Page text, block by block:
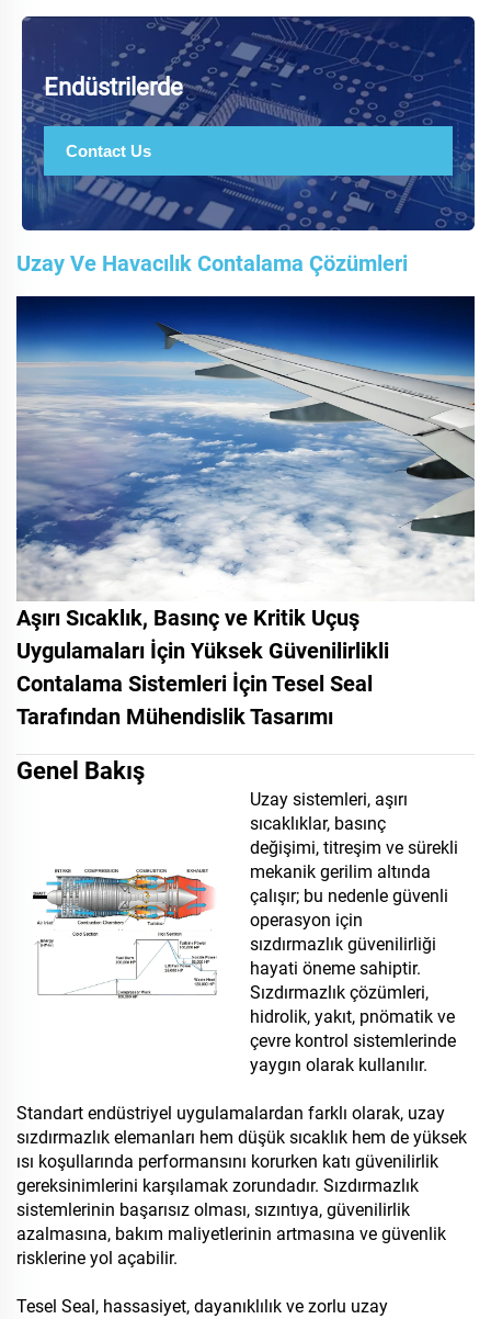
Endüstrilerde
Contact Us
Uzay Ve Havacılık Contalama Çözümleri
Aşırı Sıcaklık, Basınç ve Kritik Uçuş
Uygulamaları İçin Yüksek Güvenilirlikli
Contalama Sistemleri İçin Tesel Seal
Tarafından Mühendislik Tasarımı
Genel Bakış
Uzay sistemleri, aşırı
sıcaklıklar, basınç
değişimi, titreşim ve sürekli
mekanik gerilim altında
çalışır; bu nedenle güvenli
operasyon için
sızdırmazlık güvenilirliği
hayati öneme sahiptir.
Sızdırmazlık çözümleri,
hidrolik, yakıt, pnömatik ve
çevre kontrol sistemlerinde
yaygın olarak kullanılır.
Standart endüstriyel uygulamalardan farklı olarak, uzay
sızdırmazlık elemanları hem düşük sıcaklık hem de yüksek
ısı koşullarında performansını korurken katı güvenilirlik
gereksinimlerini karşılamak zorundadır. Sızdırmazlık
sistemlerinin başarısız olması, sızıntıya, güvenilirlik
azalmasına, bakım maliyetlerinin artmasına ve güvenlik
risklerine yol açabilir.
Tesel Seal, hassasiyet, dayanıklılık ve zorlu uzay